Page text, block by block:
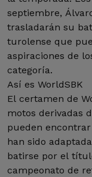
septiembre,
trasladarán su
turolense que
aspiraciones de
categoría.
Así es WorldSBK
El certamen de
motos derivadas
pueden
han sido
batirse por el
campeonato de